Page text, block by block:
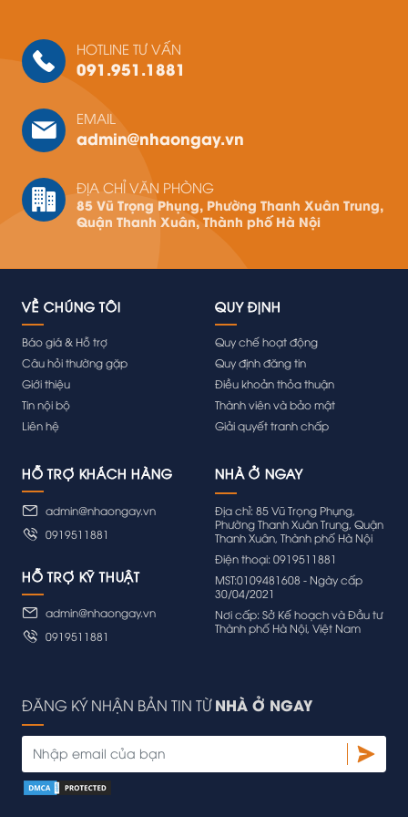
HOTLINE TƯ VẤN
091.951.1881
EMAIL
admin@nhaongay.vn
ĐỊA CHỈ VĂN PHÒNG
85 Vũ Trọng Phụng, Phường Thanh Xuân Trung,
Quận Thanh Xuân, Thành phố Hà Nội
VỀ CHÚNG TÔI
Báo giá & Hỗ trợ
Câu hỏi thường gặp
Giới thiệu
Tin nội bộ
Liên hệ
QUY ĐỊNH
Quy chế hoạt động
Quy định đăng tin
Điều khoản thỏa thuận
Thành viên và bảo mật
Giải quyết tranh chấp
HỖ TRỢ KHÁCH HÀNG
admin@nhaongay.vn
0919511881
HỖ TRỢ KỸ THUẬT
admin@nhaongay.vn
0919511881
Địa chỉ: 85 Vũ Trọng Phụng,
Phường Thanh Xuân Trung, Quận
Thanh Xuân, Thành phố Hà Nội
Điện thoại: 0919511881
MST:0109481608 - Ngày cấp
30/04/2021
Nơi cấp: Sở Kế hoạch và Đầu tư
Thành phố Hà Nội, Việt Nam
ĐĂNG KÝ NHẬN BẢN TIN TỪNHÀ Ở NGAY